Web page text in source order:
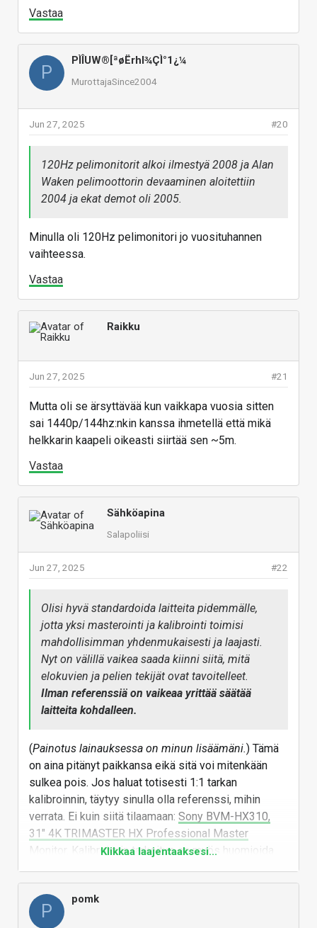
Vastaa
P
PÌÎUW®[ªøËrhl¾ÇÌ°1¿¼
MurottajaSince2004
#20
Jun 27, 2025
120Hz pelimonitorit alkoi ilmestyä 2008 ja Alan
Waken pelimoottorin devaaminen aloitettiin
2004 ja ekat demot oli 2005.
Minulla oli 120Hz pelimonitori jo vuosituhannen
vaihteessa.
Vastaa
Raikku
#21
Jun 27, 2025
Mutta oli se ärsyttävää kun vaikkapa vuosia sitten
sai 1440p/144hz:nkin kanssa ihmetellä että mikä
helkkarin kaapeli oikeasti siirtää sen ~5m.
Vastaa
Sähköapina
Salapoliisi
#22
Jun 27, 2025
Olisi hyvä standardoida laitteita pidemmälle,
jotta yksi masterointi ja kalibrointi toimisi
mahdollisimman yhdenmukaisesti ja laajasti.
Nyt on välillä vaikea saada kiinni siitä, mitä
elokuvien ja pelien tekijät ovat tavoitelleet.
Ilman referenssiä on vaikeaa yrittää säätää
laitteita kohdalleen.
(Painotus lainauksessa on minun lisäämäni.) Tämä
on aina pitänyt paikkansa eikä sitä voi mitenkään
sulkea pois. Jos haluat totisesti 1:1 tarkan
kalibroinnin, täytyy sinulla olla referenssi, mihin
verrata. Ei kuin siitä tilaamaan: Sony BVM-HX310,
31" 4K TRIMASTER HX Professional Master
Monitor
. Kalibroinnin tarkoitus on myös huomioida
melko varma, ettei sinullakaan välttämättä ole
kotona SMPTE:n / ITU-R:n standardien mukaiset
oltavat. :smile:
Klikkaa laajentaaksesi...
P
pomk